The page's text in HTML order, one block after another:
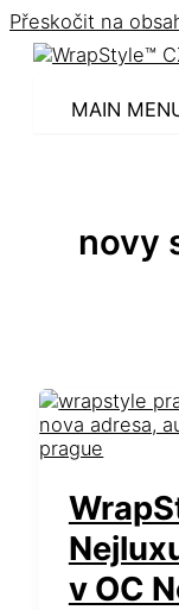
Přeskočit na
MAIN
novy
v OC